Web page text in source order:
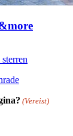
(Vereist)